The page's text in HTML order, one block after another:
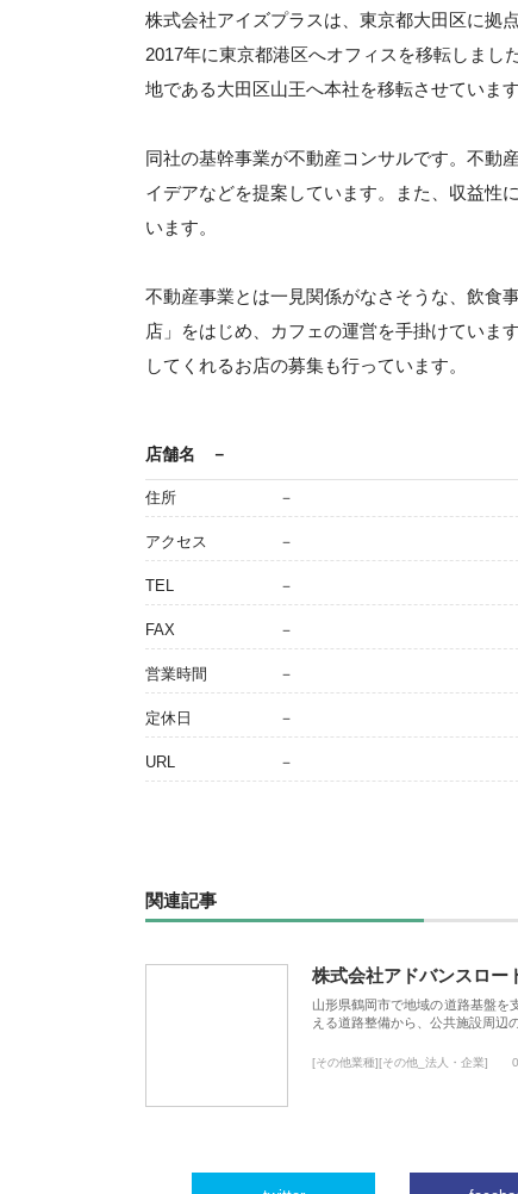
株式会社アイズプラスは、東京都大田区に拠
2017年に東京都港区へオフィスを移転しまし
地である大田区山王へ本社を移転させています
同社の基幹事業が不動産コンサルです。不動
イデアなどを提案しています。また、収益性
います。
不動産事業とは一見関係がなさそうな、飲食
店」をはじめ、カフェの運営を手掛けていま
してくれるお店の募集も行っています。
店舗名 －
住所 －
アクセス －
TEL －
FAX －
営業時間 －
定休日 －
URL －
関連記事
株式会社アドバンスロー
山形県鶴岡市で地域の道路基盤を
える道路整備から、公共施設周辺
[その他業種][その他_法人・企業]